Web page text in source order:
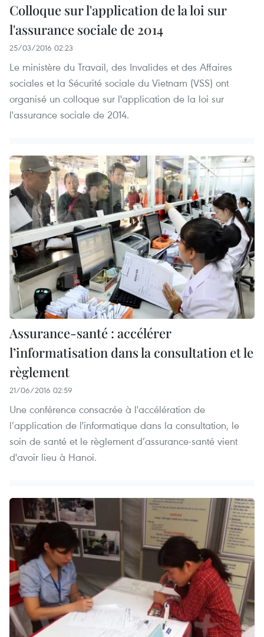
Colloque sur l'application de la loi sur
l'assurance sociale de 2014
25/03/2016 02:23
Le ministère du Travail, des Invalides et des Affaires
sociales et la Sécurité sociale du Vietnam (VSS) ont
organisé un colloque sur l'application de la loi sur
l'assurance sociale de 2014.
Assurance-santé : accélérer
l’informatisation dans la consultation et le
règlement
21/06/2016 02:59
Une conférence consacrée à l'accélération de
l’application de l'informatique dans la consultation, le
soin de santé et le règlement d’assurance-santé ​vient
d'avoir lieu à Hanoi.